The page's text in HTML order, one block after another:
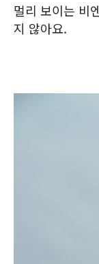
멀리 보이는 비
지 않아요.